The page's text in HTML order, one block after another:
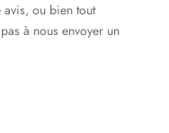
avis, ou bien tout
à nous envoyer un